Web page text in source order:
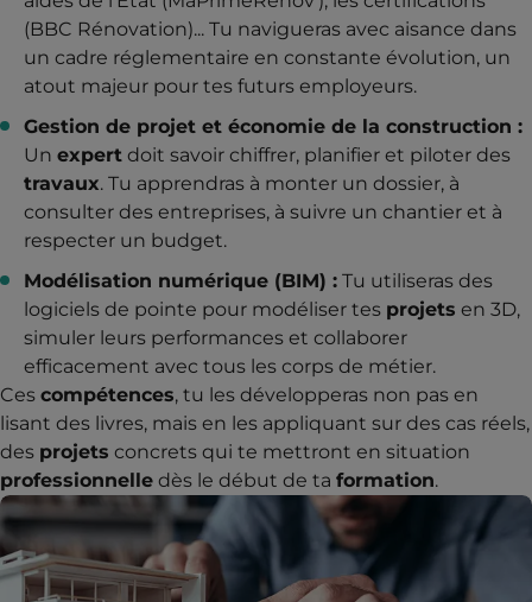
(BBC Rénovation)... Tu navigueras avec aisance dans
un cadre réglementaire en constante évolution, un
atout majeur pour tes futurs employeurs.
Gestion de projet et économie de la construction :
Un expert doit savoir chiffrer, planifier et piloter des
travaux. Tu apprendras à monter un dossier, à
consulter des entreprises, à suivre un chantier et à
respecter un budget.
Modélisation numérique (BIM) : Tu utiliseras des
logiciels de pointe pour modéliser tes projets en 3D,
simuler leurs performances et collaborer
efficacement avec tous les corps de métier.
Ces compétences, tu les développeras non pas en
lisant des livres, mais en les appliquant sur des cas réels,
des projets concrets qui te mettront en situation
professionnelle dès le début de ta formation.